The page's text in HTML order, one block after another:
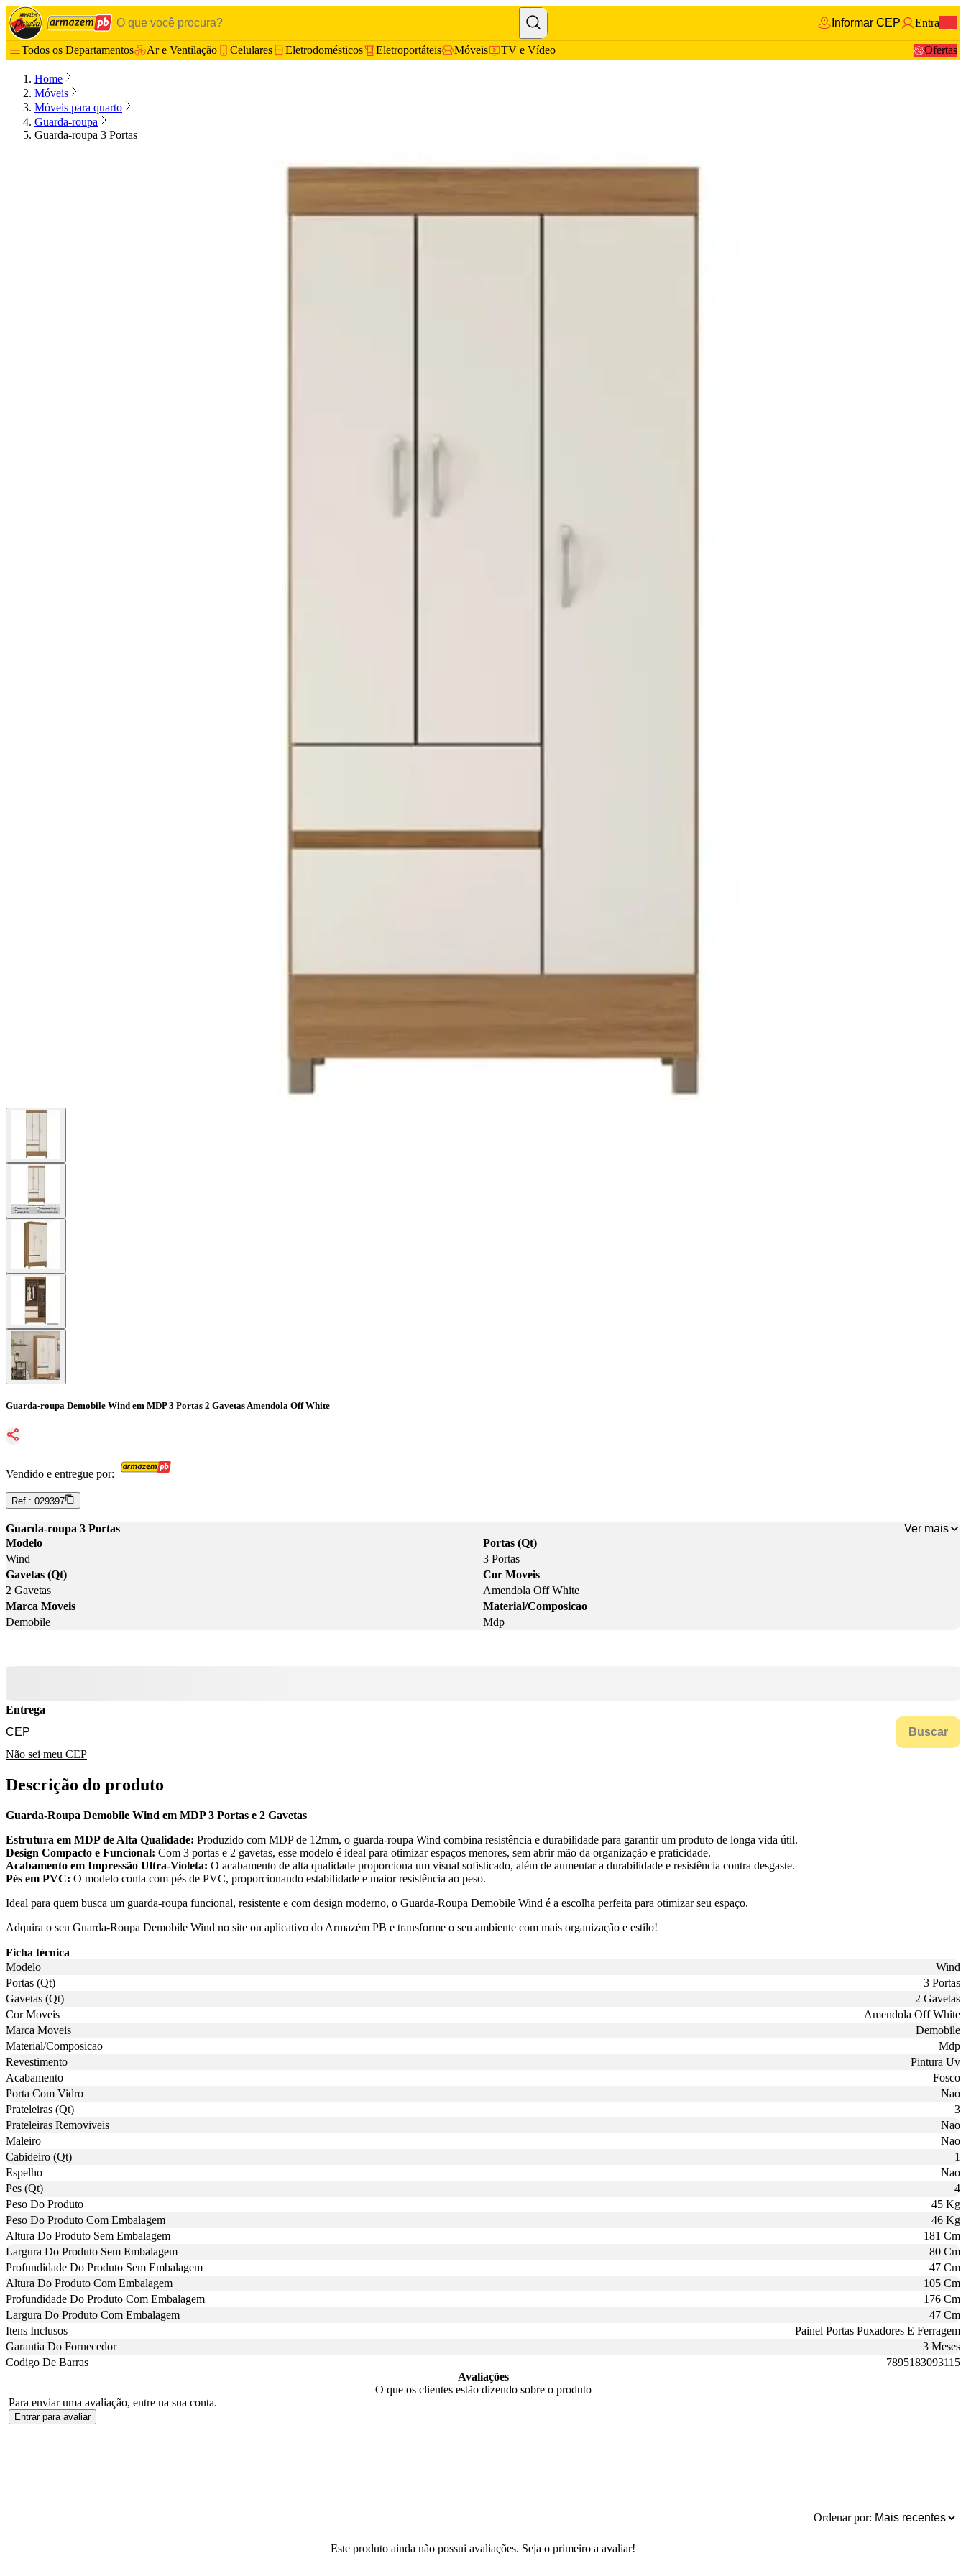
Informar CEP Entrar
Todos os Departamentos Ar e Ventilação Celulares Eletrodomésticos Eletroportáteis Móveis TV e Vídeo Ofertas
Home
Móveis
Móveis para quarto
Guarda-roupa
Guarda-roupa 3 Portas
Guarda-roupa Demobile Wind em MDP 3 Portas 2 Gavetas Amendola Off White
Vendido e entregue por:
Ref.: 029397
Guarda-roupa 3 Portas
Ver mais
Modelo
Wind
Portas (Qt)
3 Portas
Gavetas (Qt)
2 Gavetas
Cor Moveis
Amendola Off White
Marca Moveis
Demobile
Material/Composicao
Mdp
Entrega
Buscar
Não sei meu CEP
Descrição do produto
Guarda-Roupa Demobile Wind em MDP 3 Portas e 2 Gavetas
Estrutura em MDP de Alta Qualidade: Produzido com MDP de 12mm, o guarda-roupa Wind combina resistência e durabilidade para garantir um produto de longa vida útil.
Design Compacto e Funcional: Com 3 portas e 2 gavetas, esse modelo é ideal para otimizar espaços menores, sem abrir mão da organização e praticidade.
Acabamento em Impressão Ultra-Violeta: O acabamento de alta qualidade proporciona um visual sofisticado, além de aumentar a durabilidade e resistência contra desgaste.
Pés em PVC: O modelo conta com pés de PVC, proporcionando estabilidade e maior resistência ao peso.
Ideal para quem busca um guarda-roupa funcional, resistente e com design moderno, o Guarda-Roupa Demobile Wind é a escolha perfeita para otimizar seu espaço.
Adquira o seu Guarda-Roupa Demobile Wind no site ou aplicativo do Armazém PB e transforme o seu ambiente com mais organização e estilo!
Ficha técnica
Modelo
Wind
Portas (Qt)
3 Portas
Gavetas (Qt)
2 Gavetas
Cor Moveis
Amendola Off White
Marca Moveis
Demobile
Material/Composicao
Mdp
Revestimento
Pintura Uv
Acabamento
Fosco
Porta Com Vidro
Nao
Prateleiras (Qt)
3
Prateleiras Removiveis
Nao
Maleiro
Nao
Cabideiro (Qt)
1
Espelho
Nao
Pes (Qt)
4
Peso Do Produto
45 Kg
Peso Do Produto Com Embalagem
46 Kg
Altura Do Produto Sem Embalagem
181 Cm
Largura Do Produto Sem Embalagem
80 Cm
Profundidade Do Produto Sem Embalagem
47 Cm
Altura Do Produto Com Embalagem
105 Cm
Profundidade Do Produto Com Embalagem
176 Cm
Largura Do Produto Com Embalagem
47 Cm
Itens Inclusos
Painel Portas Puxadores E Ferragem
Garantia Do Fornecedor
3 Meses
Codigo De Barras
7895183093115
Avaliações
O que os clientes estão dizendo sobre o produto
Para enviar uma avaliação, entre na sua conta.
Entrar para avaliar
Ordenar por:
Este produto ainda não possui avaliações. Seja o primeiro a avaliar!